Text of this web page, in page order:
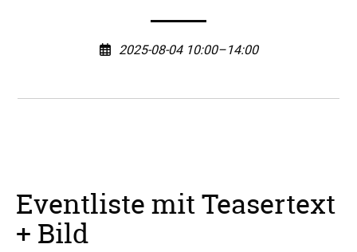
2025-08-04 10:00–14:00
Eventliste mit Teasertext
+ Bild